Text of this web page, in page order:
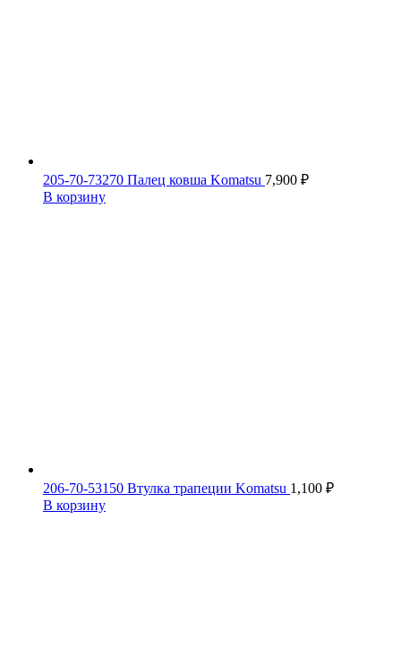
205-70-73270 Палец ковша Komatsu 7,900 ₽
В корзину
206-70-53150 Втулка трапеции Komatsu 1,100 ₽
В корзину